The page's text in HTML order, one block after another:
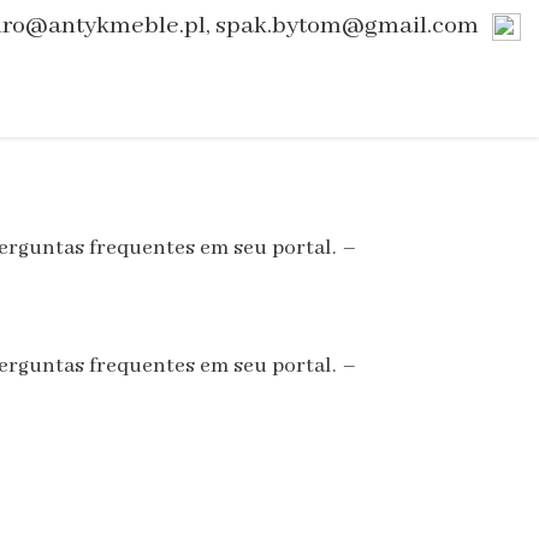
spak.bytom@gmail.com
frequentes em seu portal. –
frequentes em seu portal. –